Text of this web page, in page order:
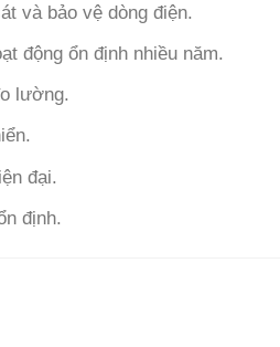
và bảo vệ dòng điện.
động ổn định nhiều năm.
lường.
đại.
định.